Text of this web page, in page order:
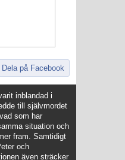
Dela på Facebook
inblandad i
till självmordet
som har
situation och
fram. Samtidigt
och
även sträcker